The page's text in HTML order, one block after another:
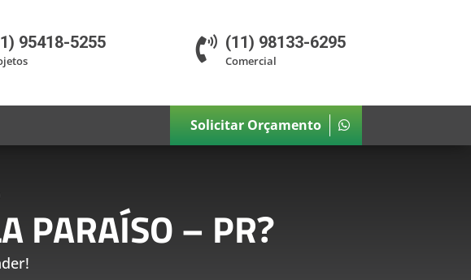
95418-5255  (11) 98133-6295
Comercial
Solicitar Orçamento
PARAÍSO – PR?